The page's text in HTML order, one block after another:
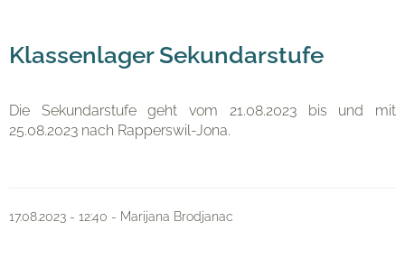
Eltern
Klassenlager Sekundarstufe
Die Sekundarstufe geht vom 21.08.2023 bis und mit
25.08.2023 nach Rapperswil-Jona.
17.08.2023 - 12:40 - Marijana Brodjanac